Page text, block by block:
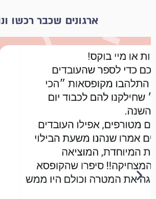
ארגונים שכבר רכשו